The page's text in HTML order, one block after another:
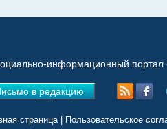
информационный портал
в редакцию
страница| Пользовательское